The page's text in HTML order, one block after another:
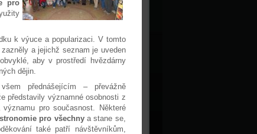
pro
k výuce a popularizaci. V tomto
a jejichž seznam je uveden
aby v prostředí hvězdárny
dějin.
přednášejícím – převážně
představily významné osobnosti z
pro současnost. Některé
pro všechnya stane se,
také patří návštěvníkům,